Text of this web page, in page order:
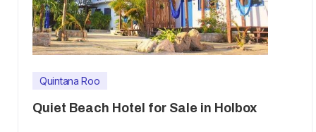
Quintana Roo
Quiet Beach Hotel for Sale in Holbox